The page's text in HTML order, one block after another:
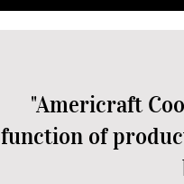
"Americraft
function of